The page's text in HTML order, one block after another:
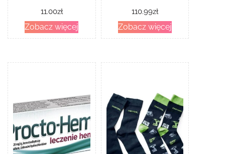
11.00zł
Zobacz więcej
110.99zł
Zobacz więcej